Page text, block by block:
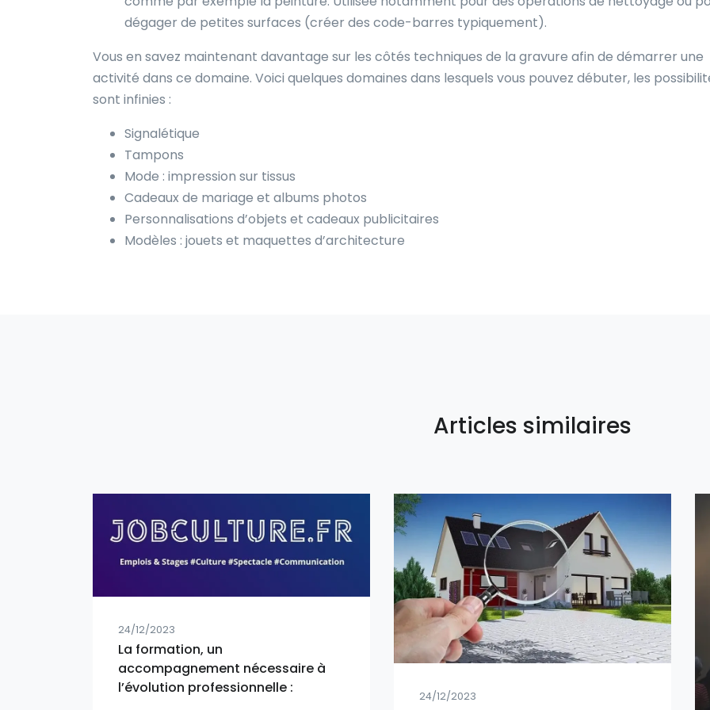
dégager de petites surfaces (créer des code-barres typiquement).
Vous en savez maintenant davantage sur les côtés techniques de la gravure afin de démarrer une
activité dans ce domaine. Voici quelques domaines dans lesquels vous pouvez débuter, les
sont infinies :
Signalétique
Tampons
Mode : impression sur tissus
Cadeaux de mariage et albums photos
Personnalisations d’objets et cadeaux publicitaires
Modèles : jouets et maquettes d’architecture
Articles similaires
24/12/2023
La formation, un
accompagnement nécessaire à
l’évolution professionnelle :
24/12/2023